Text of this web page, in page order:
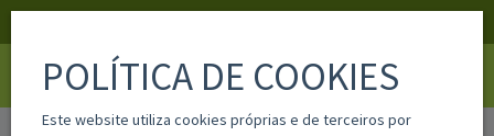
POLÍTICA DE COOKIES
Este website utiliza cookies próprias e de terceiros por